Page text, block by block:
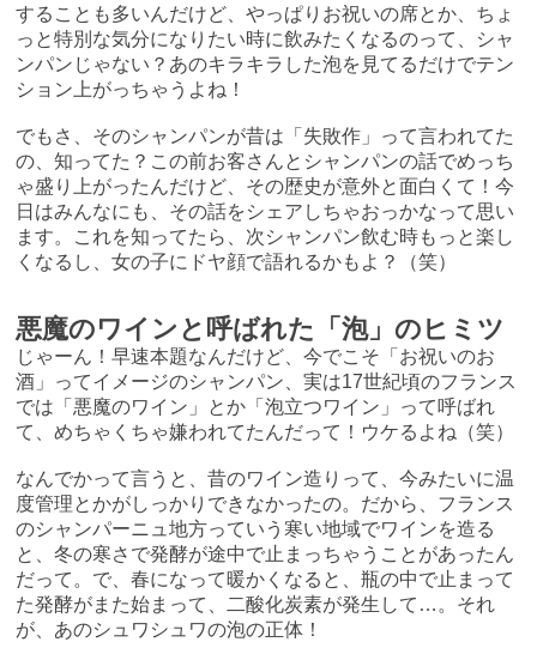
することも多いんだけど、やっぱりお祝いの席とか、ちょ
っと特別な気分になりたい時に飲みたくなるのって、シャ
ンパンじゃない？あのキラキラした泡を見てるだけでテン
ション上がっちゃうよね！
でもさ、そのシャンパンが昔は「失敗作」って言われてた
の、知ってた？この前お客さんとシャンパンの話でめっち
ゃ盛り上がったんだけど、その歴史が意外と面白くて！今
日はみんなにも、その話をシェアしちゃおっかなって思い
ます。これを知ってたら、次シャンパン飲む時もっと楽し
くなるし、女の子にドヤ顔で語れるかもよ？（笑）
悪魔のワインと呼ばれた「泡」のヒミツ
じゃーん！早速本題なんだけど、今でこそ「お祝いのお
酒」ってイメージのシャンパン、実は17世紀頃のフランス
では「悪魔のワイン」とか「泡立つワイン」って呼ばれ
て、めちゃくちゃ嫌われてたんだって！ウケるよね（笑）
なんでかって言うと、昔のワイン造りって、今みたいに温
度管理とかがしっかりできなかったの。だから、フランス
のシャンパーニュ地方っていう寒い地域でワインを造る
と、冬の寒さで発酵が途中で止まっちゃうことがあったん
だって。で、春になって暖かくなると、瓶の中で止まって
た発酵がまた始まって、二酸化炭素が発生して…。それ
が、あのシュワシュワの泡の正体！